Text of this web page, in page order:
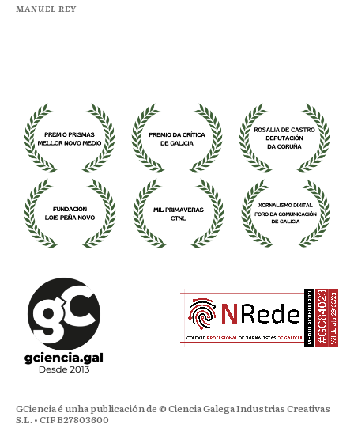
MANUEL REY
GCiencia é unha publicación de © Ciencia Galega Industrias Creativas
S.L. • CIF B27803600